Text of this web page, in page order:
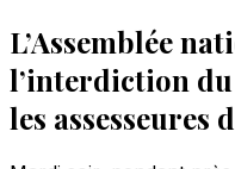
L’Assemblée
l’interdiction
les assesseures